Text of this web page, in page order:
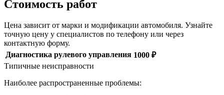
Стоимость работ
Цена зависит от марки и модификации автомобиля. Узнайте
точную цену у специалистов по телефону или через
контактную форму.
Диагностика рулевого управления 1000 ₽
Типичные неисправности
Наиболее распространенные проблемы: